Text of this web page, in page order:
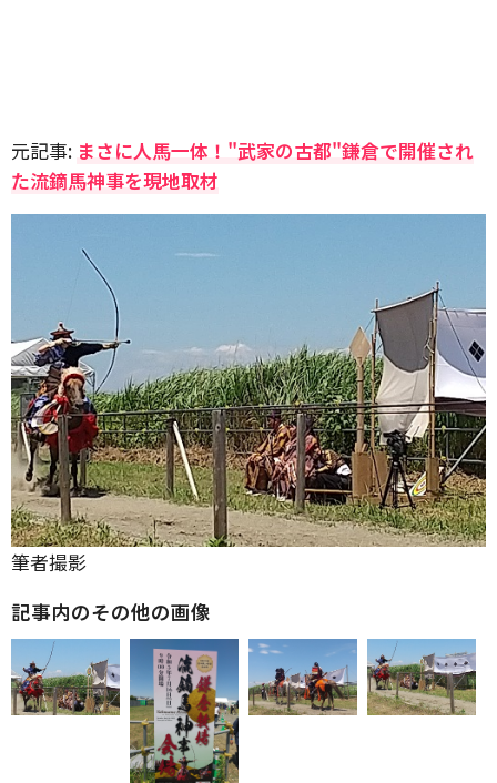
元記事: まさに人馬一体！"武家の古都"鎌倉で開催され
た流鏑馬神事を現地取材
筆者撮影
記事内のその他の画像